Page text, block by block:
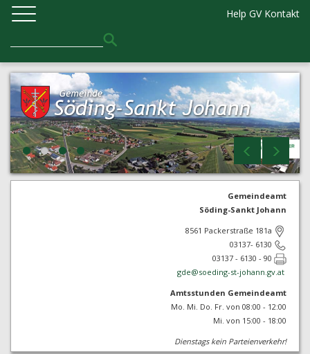
Help GV Kontakt
Gemeindeamt
Söding-Sankt Johann
8561 Packerstraße 181a
03137- 6130
03137 - 6130 - 90
gde@soeding-st-johann.gv.at
Amtsstunden Gemeindeamt
Mo. Mi. Do. Fr. von 08:00 - 12:00
Mi. von 15:00 - 18:00
Dienstags kein Parteienverkehr!